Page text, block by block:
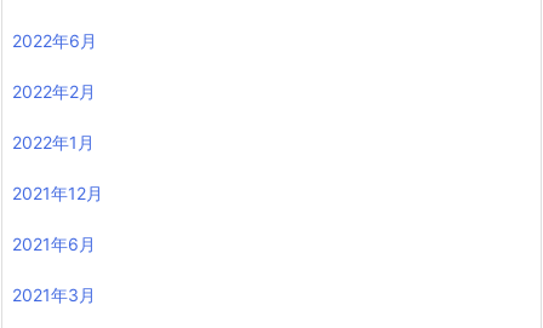
2022年6月
2022年2月
2022年1月
2021年12月
2021年6月
2021年3月